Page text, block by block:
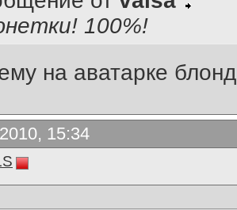
100%!
на аватарке
15:34